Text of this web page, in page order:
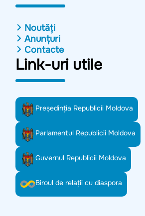
Noutăți
Anunțuri
Contacte
Link-uri utile
Preşedinţia Republicii Moldova
Parlamentul Republicii Moldova
Guvernul Republicii Moldova
Biroul de relații cu diaspora